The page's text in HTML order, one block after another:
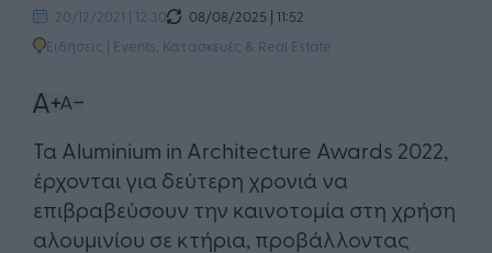
20/12/2021 | 12:30
08/08/2025 | 11:52
Ειδήσεις | Events Κατασκευές & Real Estate
Τα Aluminium in Architecture Awards 2022,
έρχονται για δεύτερη χρονιά να
επιβραβεύσουν την καινοτομία στη χρήση
αλουμινίου σε κτήρια, προβάλλοντας